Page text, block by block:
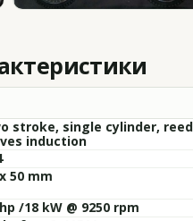
stroke, single cylinder, reed
induction
50 mm
/18 kW @ 9250 rpm